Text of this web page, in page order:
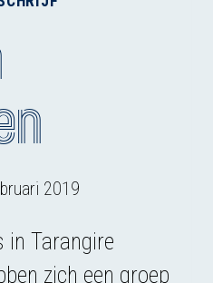
2019
in Tarangire
zich een groep